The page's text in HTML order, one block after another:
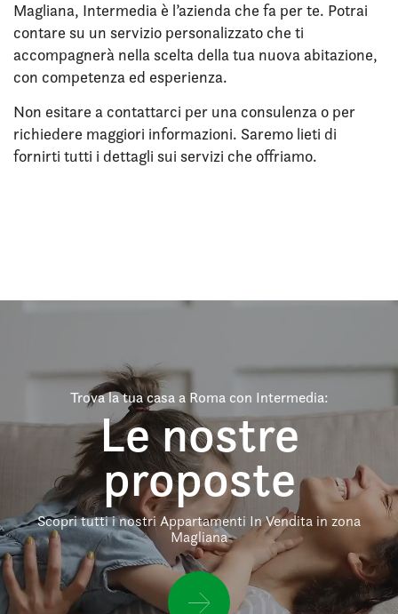
Magliana, Intermedia è l’azienda che fa per te. Potrai
contare su un servizio personalizzato che ti
accompagnerà nella scelta della tua nuova abitazione,
con competenza ed esperienza.
Non esitare a contattarci per una consulenza o per
richiedere maggiori informazioni. Saremo lieti di
fornirti tutti i dettagli sui servizi che offriamo.
Trova la tua casa a Roma con Intermedia:
Le nostre
proposte
Scopri tutti i nostri Appartamenti In Vendita in zona
Magliana